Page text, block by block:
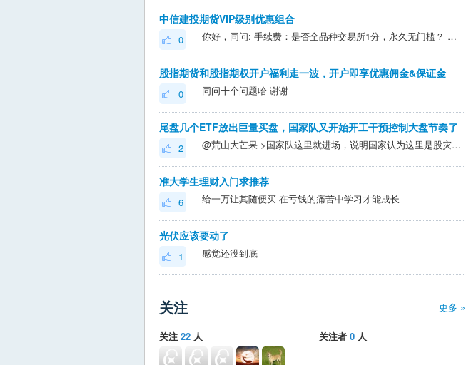
中信建投期货VIP级别优惠组合
0 你好，同问: 手续费：是否全品种交易所1分，永久无门槛？ 保证金：能否交易所0（或1%），全品种？ 交返：有交易所返还吗？比例、门槛、月结、扣税？ 利息：可用资金利息多少？是否每日计提？ 通道：CTP主席、VIP通道、文华博易全免费？ 平今：日内平仓单边、不翻...
股指期货和股指期权开户福利走一波，开户即享优惠佣金&保证金
0 同问十个问题哈 谢谢
尾盘几个ETF放出巨量买盘，国家队又开始开工干预控制大盘节奏了
2 @荒山大芒果 >国家队这里就进场，说明国家认为这里是股灾？ 可能是怕成为股灾
准大学生理财入门求推荐
6 给一万让其随便买 在亏钱的痛苦中学习才能成长
光伏应该要动了
1 感觉还没到底
更多 »
关注
关注 22 人 关注者 0 人